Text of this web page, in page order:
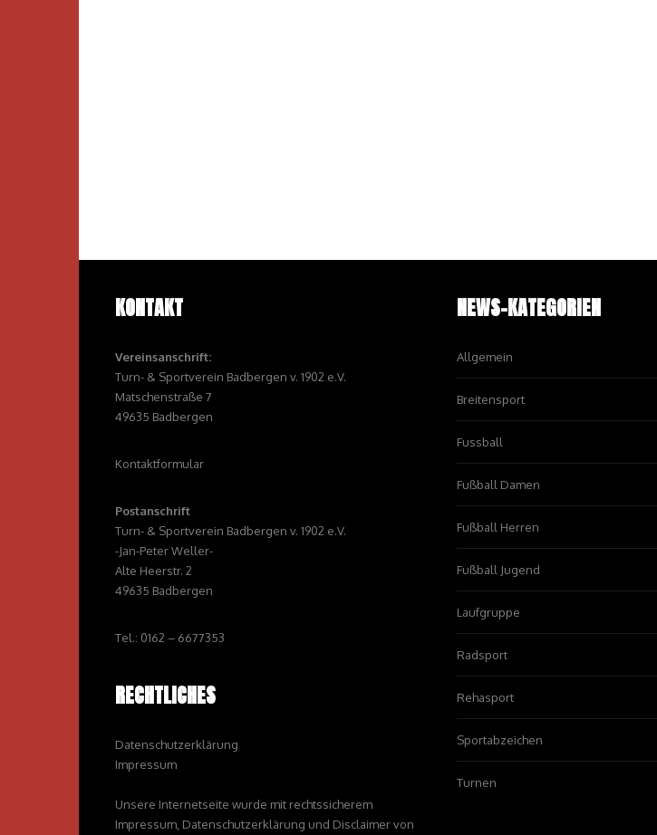
KONTAKT
Vereinsanschrift:
Turn- & Sportverein Badbergen v. 1902 e.V.
Matschenstraße 7
49635 Badbergen
Kontaktformular
Postanschrift
Turn- & Sportverein Badbergen v. 1902 e.V.
-Jan-Peter Weller-
Alte Heerstr. 2
49635 Badbergen
Tel.: 0162 – 6677353
RECHTLICHES
Datenschutzerklärung
Impressum
Unsere Internetseite wurde mit rechtssicherem
Impressum, Datenschutzerklärung und Disclaimer von
NEWS-KATEGORIEN
Allgemein
Breitensport
Fussball
Fußball Damen
Fußball Herren
Fußball Jugend
Laufgruppe
Radsport
Rehasport
Sportabzeichen
Turnen